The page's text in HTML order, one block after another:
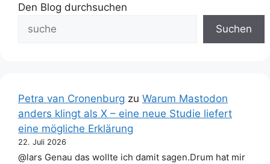
Den Blog durchsuchen
Suchen
Petra van Cronenburg zu Warum Mastodon
anders klingt als X – eine neue Studie liefert
eine mögliche Erklärung
22. Juli 2026
@lars Genau das wollte ich damit sagen.Drum hat mir